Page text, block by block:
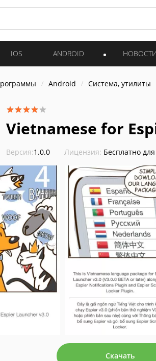
IOS ANDROID НОВОСТИ
Android Система, утилиты
Vietnamese for
Версия:1.0.0 Лицензия: Бесплатно
Скачать